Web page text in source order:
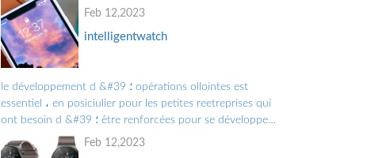
Feb 12,2023
intelligentwatch
le développement d &#39 ؛ opérations ollointes est
essentiel ، en posiciulier pour les petites reetreprises qui
ont besoin d &#39 ؛ être renforcées pour se développer
et croître.Les Grandes Entreprises doiv ...
Feb 12,2023